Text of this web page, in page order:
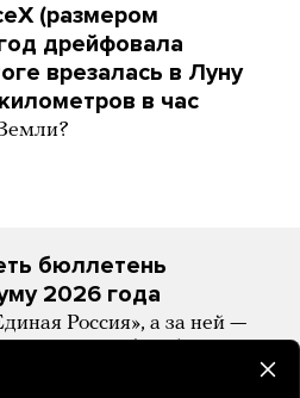
(размером
дрейфовала
врезалась в Луну
в час
бюллетень
2026 года
Россия», а за ней —